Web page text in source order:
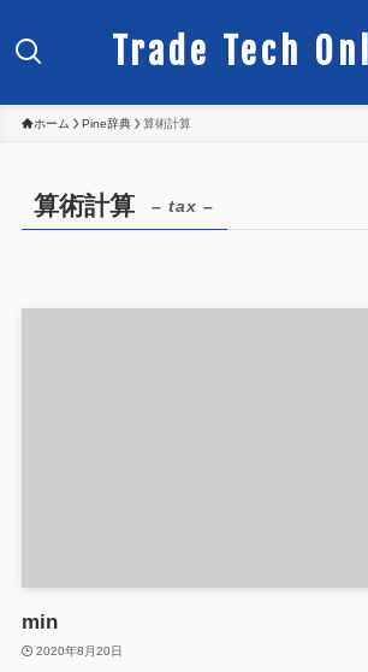
Trade Tech
ホーム Pine辞典 算術計算
算術計算 – tax –
min
2020年8月20日